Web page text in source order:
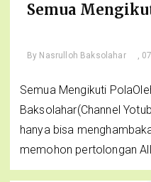
Semua
By Nasrulloh Baksolahar ,
Semua Mengikuti
Baksolahar(Channel
hanya bisa
memohon pertolongan